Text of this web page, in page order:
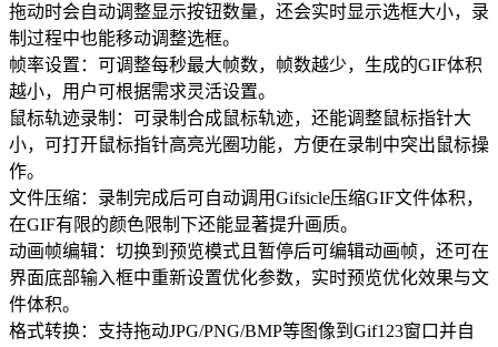
拖动时会自动调整显示按钮数量，还会实时显示选框大小，录
制过程中也能移动调整选框。
帧率设置：可调整每秒最大帧数，帧数越少，生成的GIF体积
越小，用户可根据需求灵活设置。
鼠标轨迹录制：可录制合成鼠标轨迹，还能调整鼠标指针大
小，可打开鼠标指针高亮光圈功能，方便在录制中突出鼠标操
作。
文件压缩：录制完成后可自动调用Gifsicle压缩GIF文件体积，
在GIF有限的颜色限制下还能显著提升画质。
动画帧编辑：切换到预览模式且暂停后可编辑动画帧，还可在
界面底部输入框中重新设置优化参数，实时预览优化效果与文
件体积。
格式转换：支持拖动JPG/PNG/BMP等图像到Gif123窗口并自